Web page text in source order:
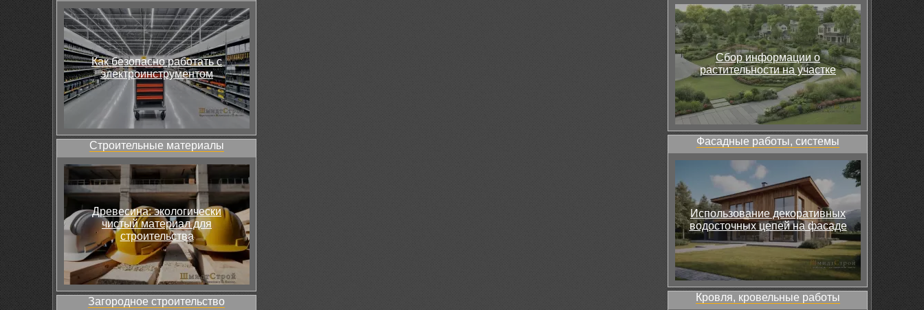
Как безопасно работать с
электроинструментом
Строительные материалы
Древесина: экологически
чистый материал для
строительства
Загородное строительство
Сбор информации о
растительности на участке
Фасадные работы, системы
Использование декоративных
водосточных цепей на фасаде
Кровля, кровельные работы